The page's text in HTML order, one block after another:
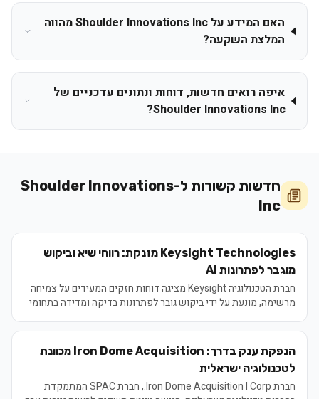
האם המידע על Shoulder Innovations Inc מהווה
המלצת השקעה?
איפה רואים חדשות, דוחות ונתונים עדכניים של
Shoulder Innovations Inc?
חדשות קשורות ל-Shoulder Innovations
Inc
Keysight Technologies מזנקת: רווחי שיא וביקוש
מוגבר לפתרונות AI
חברת הטכנולוגיה Keysight מציגה דוחות חזקים המעידים על צמיחה
מרשימה, מונעת על ידי ביקוש גובר לפתרונות בדיקה ומדידה בתחומי
הנפקת ענק בדרך: Iron Dome Acquisition מכוונת
לטכנולוגיה ישראלית
חברת Iron Dome Acquisition I Corp., חברת SPAC המתמקדת